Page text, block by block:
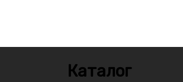
Каталог